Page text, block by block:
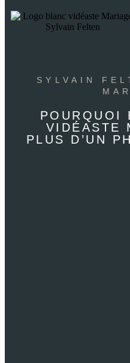
SYLVAIN
POURQUOI
VIDÉASTE
PLUS D’UN